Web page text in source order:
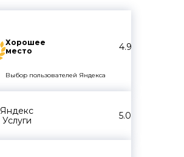
Хорошее
место
4.9
Выбор пользователей Яндекса
Яндекс
Услуги
5.0